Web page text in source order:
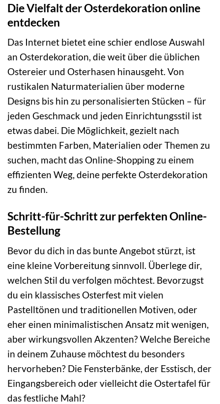
Die Vielfalt der Osterdekoration online
entdecken
Das Internet bietet eine schier endlose Auswahl
an Osterdekoration, die weit über die üblichen
Ostereier und Osterhasen hinausgeht. Von
rustikalen Naturmaterialien über moderne
Designs bis hin zu personalisierten Stücken – für
jeden Geschmack und jeden Einrichtungsstil ist
etwas dabei. Die Möglichkeit, gezielt nach
bestimmten Farben, Materialien oder Themen zu
suchen, macht das Online-Shopping zu einem
effizienten Weg, deine perfekte Osterdekoration
zu finden.
Schritt-für-Schritt zur perfekten Online-
Bestellung
Bevor du dich in das bunte Angebot stürzt, ist
eine kleine Vorbereitung sinnvoll. Überlege dir,
welchen Stil du verfolgen möchtest. Bevorzugst
du ein klassisches Osterfest mit vielen
Pastelltönen und traditionellen Motiven, oder
eher einen minimalistischen Ansatz mit wenigen,
aber wirkungsvollen Akzenten? Welche Bereiche
in deinem Zuhause möchtest du besonders
hervorheben? Die Fensterbänke, der Esstisch, der
Eingangsbereich oder vielleicht die Ostertafel für
das festliche Mahl?